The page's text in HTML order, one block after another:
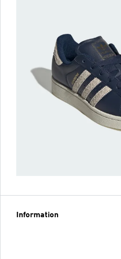
Information